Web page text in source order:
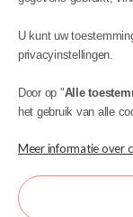
U kunt uw
privacyinstellingen.
Door op "Alle
het gebruik van alle
Meer informatie over